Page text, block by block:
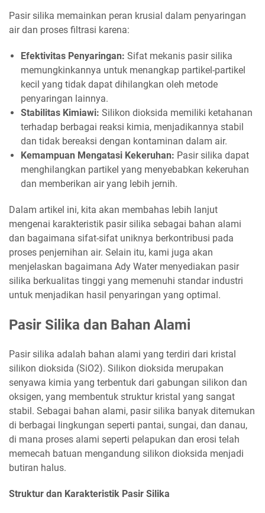
Pasir silika memainkan peran krusial dalam penyaringan
air dan proses filtrasi karena:
Efektivitas Penyaringan: Sifat mekanis pasir silika
memungkinkannya untuk menangkap partikel-partikel
kecil yang tidak dapat dihilangkan oleh metode
penyaringan lainnya.
Stabilitas Kimiawi: Silikon dioksida memiliki ketahanan
terhadap berbagai reaksi kimia, menjadikannya stabil
dan tidak bereaksi dengan kontaminan dalam air.
Kemampuan Mengatasi Kekeruhan: Pasir silika dapat
menghilangkan partikel yang menyebabkan kekeruhan
dan memberikan air yang lebih jernih.
Dalam artikel ini, kita akan membahas lebih lanjut
mengenai karakteristik pasir silika sebagai bahan alami
dan bagaimana sifat-sifat uniknya berkontribusi pada
proses penjernihan air. Selain itu, kami juga akan
menjelaskan bagaimana Ady Water menyediakan pasir
silika berkualitas tinggi yang memenuhi standar industri
untuk menjadikan hasil penyaringan yang optimal.
Pasir Silika dan Bahan Alami
Pasir silika adalah bahan alami yang terdiri dari kristal
silikon dioksida (SiO2). Silikon dioksida merupakan
senyawa kimia yang terbentuk dari gabungan silikon dan
oksigen, yang membentuk struktur kristal yang sangat
stabil. Sebagai bahan alami, pasir silika banyak ditemukan
di berbagai lingkungan seperti pantai, sungai, dan danau,
di mana proses alami seperti pelapukan dan erosi telah
memecah batuan mengandung silikon dioksida menjadi
butiran halus.
Struktur dan Karakteristik Pasir Silika